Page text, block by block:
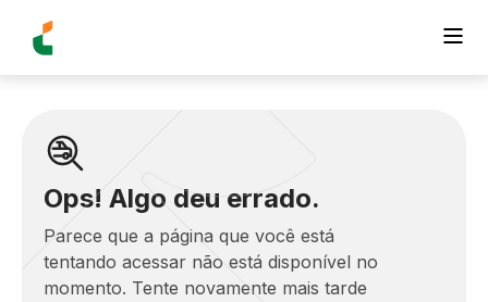
Ops! Algo deu errado.
Parece que a página que você está
tentando acessar não está disponível no
momento. Tente novamente mais tarde